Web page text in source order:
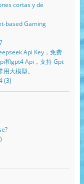
cortas y de
based Gaming
Api Key，免费
和gpt4 Api，支持 Gpt
大模型。
(3)